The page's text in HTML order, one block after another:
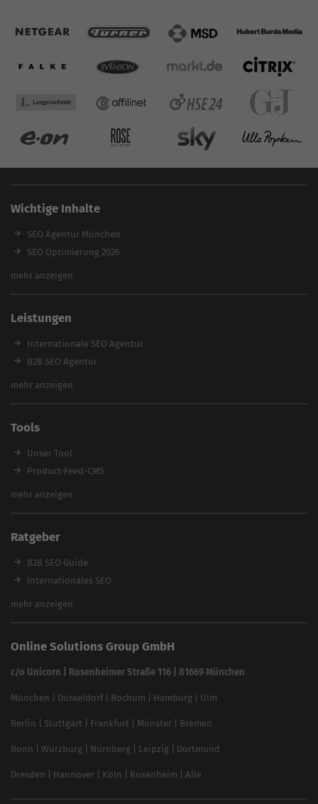
Wichtige Inhalte
SEO Agentur München
SEO Optimierung 2026
Backlink-Audit 2026
Referenzen
E-Books
Magazin
mehr anzeigen
Leistungen
Internationale SEO Agentur
B2B SEO Agentur
Inhouse SEO Agentur
Enterprise SEO Agentur
Workshops
mehr anzeigen
Tools
Unser Tool
Product-Feed-CMS
Website Analyse
Backlink-Check
Ladezeiten-Check
Brand Protection Tool
Website SEO Check
feed2content.ai
mehr anzeigen
Ratgeber
B2B SEO Guide
Internationales SEO
eCommerce SEO
In ChatGPT gefunden werden
Linkbuilding 2025
Local SEO
SEO für Online Shops
Brand Monitoring 2025
mehr anzeigen
Online Solutions Group GmbH
c/o Unicorn | Rosenheimer Straße 116 | 81669 München
München Düsseldorf| Bochum Hamburg Ulm
Berlin Stuttgart Frankfurt Münster Bremen
Bonn Würzburg Nürnberg Leipzig Dortmund
Dresden Hannover Köln Rosenheim Alle